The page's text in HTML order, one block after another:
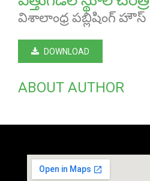
విశాలాంధ్ర పబ్లిషింగ్ హౌస్
DOWNLOAD
ABOUT AUTHOR